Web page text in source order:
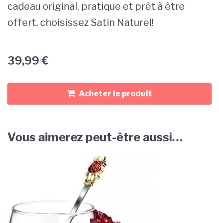
cadeau original, pratique et prêt à être
offert, choisissez Satin Naturel!
39,99 €
Acheter le produit
Vous aimerez peut-être aussi…